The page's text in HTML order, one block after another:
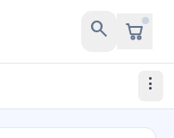
search
more_vert